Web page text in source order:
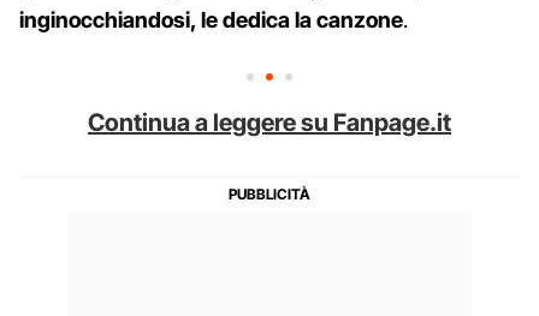
inginocchiandosi, le dedica la canzone.
Continua a leggere su Fanpage.it